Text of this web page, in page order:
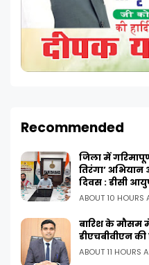
Recommended
जिला में
तिरंगा’
दिवस : डीसी
ABOUT 10 HOURS
बारिश के मौसम
डीएचबीवीएन
ABOUT 11 HOURS